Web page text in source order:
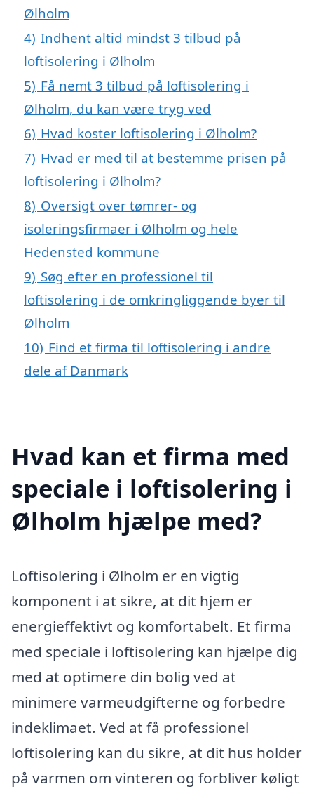
Ølholm
4) Indhent altid mindst 3 tilbud på
loftisolering i Ølholm
5) Få nemt 3 tilbud på loftisolering i
Ølholm, du kan være tryg ved
6) Hvad koster loftisolering i Ølholm?
7) Hvad er med til at bestemme prisen på
loftisolering i Ølholm?
8) Oversigt over tømrer- og
isoleringsfirmaer i Ølholm og hele
Hedensted kommune
9) Søg efter en professionel til
loftisolering i de omkringliggende byer til
Ølholm
10) Find et firma til loftisolering i andre
dele af Danmark
Hvad kan et firma med
speciale i loftisolering i
Ølholm hjælpe med?
Loftisolering i Ølholm er en vigtig
komponent i at sikre, at dit hjem er
energieffektivt og komfortabelt. Et firma
med speciale i loftisolering kan hjælpe dig
med at optimere din bolig ved at
minimere varmeudgifterne og forbedre
indeklimaet. Ved at få professionel
loftisolering kan du sikre, at dit hus holder
på varmen om vinteren og forbliver køligt